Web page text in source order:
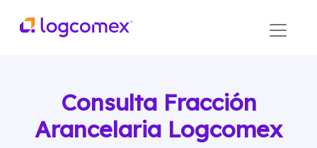
Consulta Fracción
Arancelaria Logcomex